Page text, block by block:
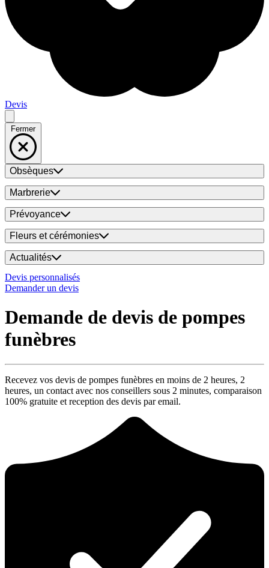
Devis
Fermer
Obsèques
Marbrerie
Prévoyance
Fleurs et cérémonies
Actualités
Devis personnalisés
Demander un devis
Demande de devis de pompes
funèbres
Recevez vos devis de pompes funèbres en moins de 2 heures, 2
heures, un contact avec nos conseillers sous 2 minutes, comparaison
100% gratuite et reception des devis par email.